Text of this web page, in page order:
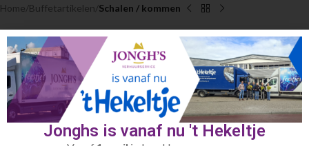
Home Buffetartikelen Schalen / kommen
Rvs beslagkom 8L 34ø
€4.95
incl.afwaskosten
Toevoegen aan verlanglijst
Jonghs is vanaf nu 't Hekeltje